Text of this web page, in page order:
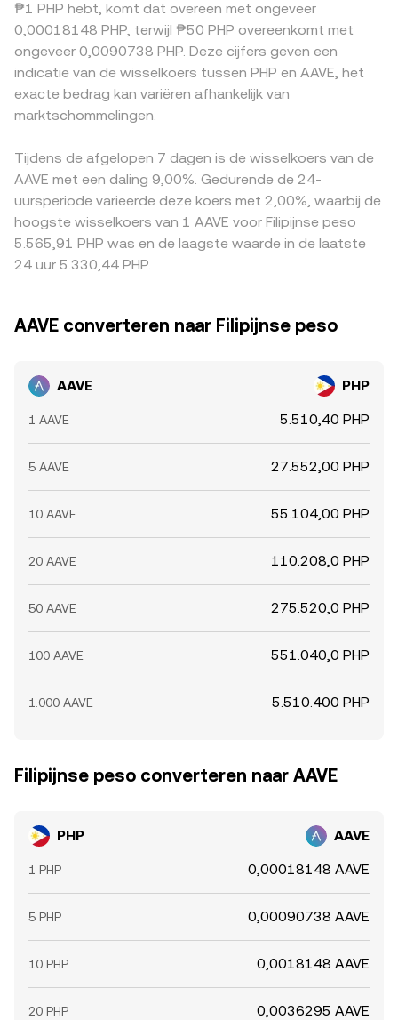
zwakkere PHP deze opdrijft. Regelgevend nieuws rond
DeFi, staking en stablecoins (bijv. EU MiCA-uitvoering,
Amerikaanse handhaving, of lokale richtlijnen van BSP/SEC
in de Filipijnen voor VASP’s) kan plotselinge vraag- of
aanbodschokken veroorzaken in AAVE of in PHP-rails. Tot
slot zorgen technische marktdynamieken voor extra
optiesexpiraties waar beschikbaar, on-chain whale-
bewegingen richting beurzen of de Safety Module, en
liquiditeit op DEX’en zoals Uniswap waar grote swaps de
spotprijs tijdelijk kunnen verschuiven.
voorstellen; de impliciete prijs is y/x en verschuift wanneer
iemand AAVE koopt of verkoopt. Al deze bronnen—
orderboeken, VWAP-benchmarks en AMM-pools—vloeien
samen in de actuele AAVE/PHP-notering die je ziet op een
convert-scherm.
opzichte van fiat kan daardoor doorwerken in de
uiteindelijke AAVE/PHP-quote. Lokale factoren—zoals fiat-
stortings/uitbetalingskanalen in de Filipijnen,
nalevingseisen voor VASP’s, of tijdelijke beperkingen bij
betalingsverwerkers—kunnen eveneens tot een regionale
opslag of korting leiden. Arbitragehandelaren kopen op
verschillen te verkleinen, wat de markt doorgaans
stabiliseert, maar fricties zoals transactiekosten,
opname- en stortingstijden en on-chain bevestigingen
voorkomen dat prijzen altijd exact gelijk lopen.
₱1 PHP hebt, komt dat overeen met ongeveer
0,00018148 PHP, terwijl ₱50 PHP overeenkomt met
ongeveer 0,0090738 PHP. Deze cijfers geven een
indicatie van de wisselkoers tussen PHP en AAVE, het
exacte bedrag kan variëren afhankelijk van
marktschommelingen.
Tijdens de afgelopen 7 dagen is de wisselkoers van de
AAVE met een daling 9,00%. Gedurende de 24-
uursperiode varieerde deze koers met 2,00%, waarbij de
hoogste wisselkoers van 1 AAVE voor Filipijnse peso
5.565,91 PHP was en de laagste waarde in de laatste
24 uur 5.330,44 PHP.
AAVE converteren naar Filipijnse peso
AAVE PHP
1 AAVE 5.510,40 PHP
5 AAVE 27.552,00 PHP
10 AAVE 55.104,00 PHP
20 AAVE 110.208,0 PHP
50 AAVE 275.520,0 PHP
100 AAVE 551.040,0 PHP
1.000 AAVE 5.510.400 PHP
Filipijnse peso converteren naar AAVE
PHP AAVE
1 PHP 0,00018148 AAVE
5 PHP 0,00090738 AAVE
10 PHP 0,0018148 AAVE
20 PHP 0,0036295 AAVE